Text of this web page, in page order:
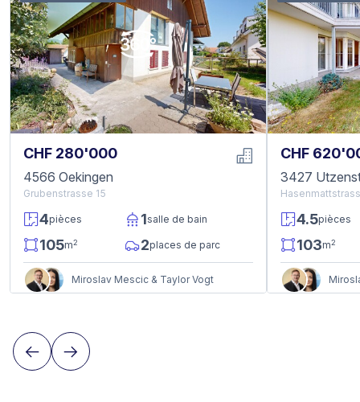
CHF 280'000
4566 Oekingen
Grubenstrasse 15
4pièces 1salle de bain
105m2 2places de parc
Miroslav Mescic & Taylor Vogt
CHF
3427
4.5pièces
103m2